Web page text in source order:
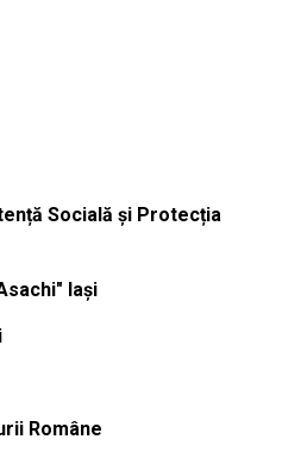
Socială și Protecția
Iași
Române